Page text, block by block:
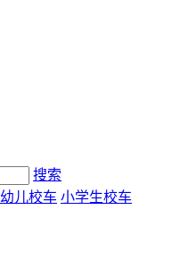
搜索
幼儿校车 小学生校车